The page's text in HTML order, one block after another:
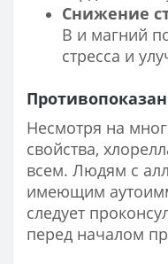
Снижение
В и магний
стресса и
Несмотря на
свойства,
всем. Людям с
имеющим
следует
перед началом